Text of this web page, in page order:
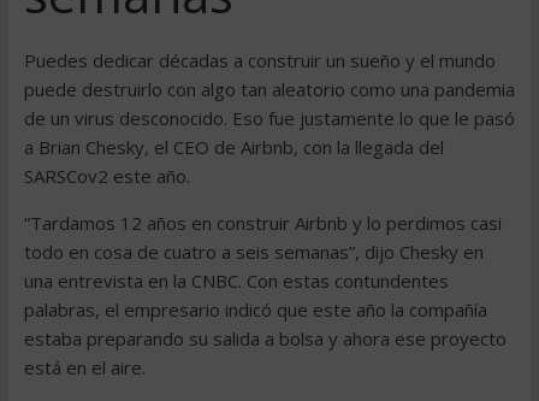
Puedes dedicar décadas a construir un sueño y el mundo
puede destruirlo con algo tan aleatorio como una pandemia
de un virus desconocido. Eso fue justamente lo que le pasó
a Brian Chesky, el CEO de Airbnb, con la llegada del
SARSCov2 este año.
“Tardamos 12 años en construir Airbnb y lo perdimos casi
todo en cosa de cuatro a seis semanas”, dijo Chesky en
una entrevista en la CNBC. Con estas contundentes
palabras, el empresario indicó que este año la compañía
estaba preparando su salida a bolsa y ahora ese proyecto
está en el aire.